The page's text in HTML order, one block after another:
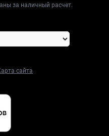
за наличный расчет.
сайта